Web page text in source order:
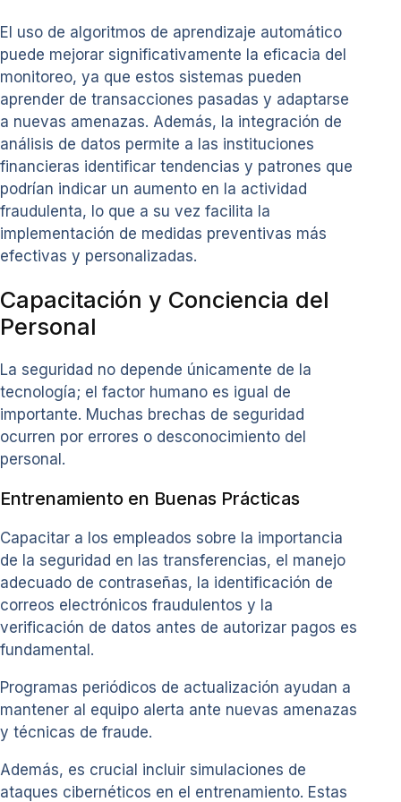
El uso de algoritmos de aprendizaje automático
puede mejorar significativamente la eficacia del
monitoreo, ya que estos sistemas pueden
aprender de transacciones pasadas y adaptarse
a nuevas amenazas. Además, la integración de
análisis de datos permite a las instituciones
financieras identificar tendencias y patrones que
podrían indicar un aumento en la actividad
fraudulenta, lo que a su vez facilita la
implementación de medidas preventivas más
efectivas y personalizadas.
Capacitación y Conciencia del
Personal
La seguridad no depende únicamente de la
tecnología; el factor humano es igual de
importante. Muchas brechas de seguridad
ocurren por errores o desconocimiento del
personal.
Entrenamiento en Buenas Prácticas
Capacitar a los empleados sobre la importancia
de la seguridad en las transferencias, el manejo
adecuado de contraseñas, la identificación de
correos electrónicos fraudulentos y la
verificación de datos antes de autorizar pagos es
fundamental.
Programas periódicos de actualización ayudan a
mantener al equipo alerta ante nuevas amenazas
y técnicas de fraude.
Además, es crucial incluir simulaciones de
ataques cibernéticos en el entrenamiento. Estas